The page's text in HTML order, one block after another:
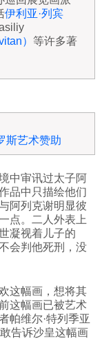
伊利亚·列宾
） 等许多著
斯艺术赞助
中审讯过太子阿
品中只描绘他们
阿列克谢明显彼
点。二人外表上
凝视着儿子的
会判他死刑，没
这幅画，想将其
这幅画已被艺术
帕维尔·特列季亚
告诉沙皇这幅画